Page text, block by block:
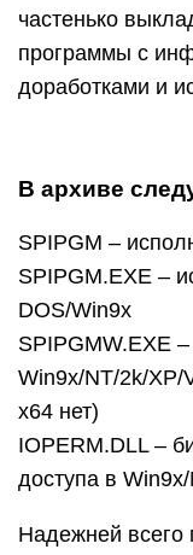
частенько
программы с
доработками и
В архиве
SPIPGM –
SPIPGM.EXE –
DOS/Win9x
SPIPGMW.EXE
Win9x/NT/2k/XP/
х64 нет)
IOPERM.DLL –
доступа в
Надежней всего